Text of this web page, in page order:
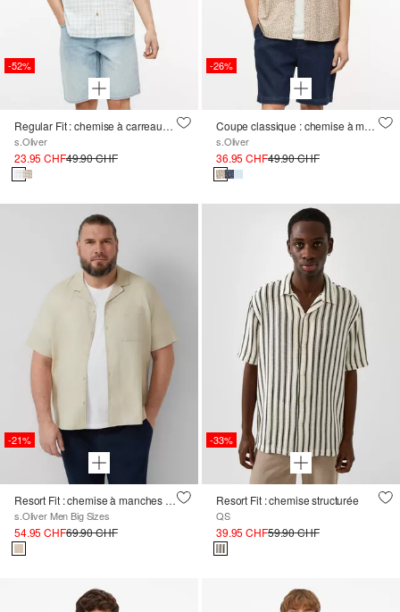
-52%
Regular Fit : chemise à carreaux en mélange léger de coton et de viscose
s.Oliver
23.95 CHF49.90 CHF
-26%
Coupe classique : chemise à manches courtes élastique avec imprimé intégral
s.Oliver
36.95 CHF49.90 CHF
-21%
Resort Fit : chemise à manches courtes en lin mélangé
s.Oliver Men Big Sizes
54.95 CHF69.90 CHF
-33%
Resort Fit : chemise structurée
QS
39.95 CHF59.90 CHF